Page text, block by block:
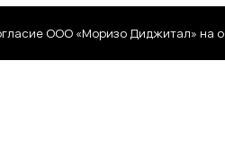
сервисов
ООО «Моризо Диджитал» на